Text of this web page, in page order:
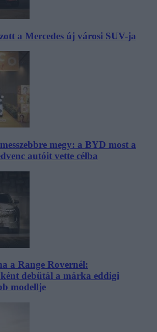
a Mercedes új városi SUV-ja
megy: a BYD most a
autóit vette célba
a Range Rovernél:
debütál a márka eddigi
modellje